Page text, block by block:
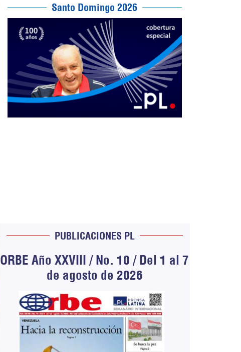
Santo Domingo 2026
PUBLICACIONES PL
ORBE Año XXVIII / No. 10 / Del 1 al 7
de agosto de 2026